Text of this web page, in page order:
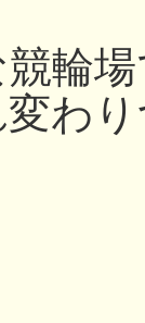
輪
わ